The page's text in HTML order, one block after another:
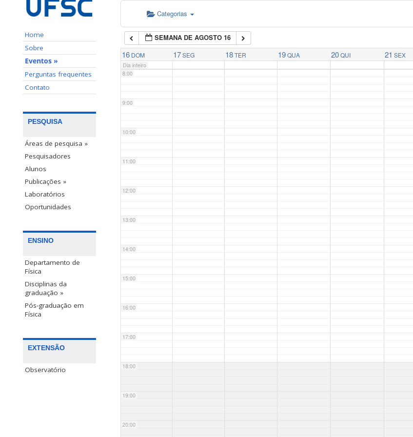
Home
Sobre
Eventos »
Perguntas frequentes
Contato
PESQUISA
Áreas de pesquisa »
Pesquisadores
Alunos
Publicações »
Laboratórios
Oportunidades
ENSINO
Departamento de
Física
Disciplinas da
graduação »
Pós-graduação em
Física
EXTENSÃO
Observatório
Categorias
SEMANA DE AGOSTO 16
16 DOM 17 SEG 18 TER 19 QUA 20 QUI 21 SEX
Dia inteiro
7:00
8:00
9:00
10:00
11:00
12:00
13:00
14:00
15:00
16:00
17:00
18:00
19:00
20:00